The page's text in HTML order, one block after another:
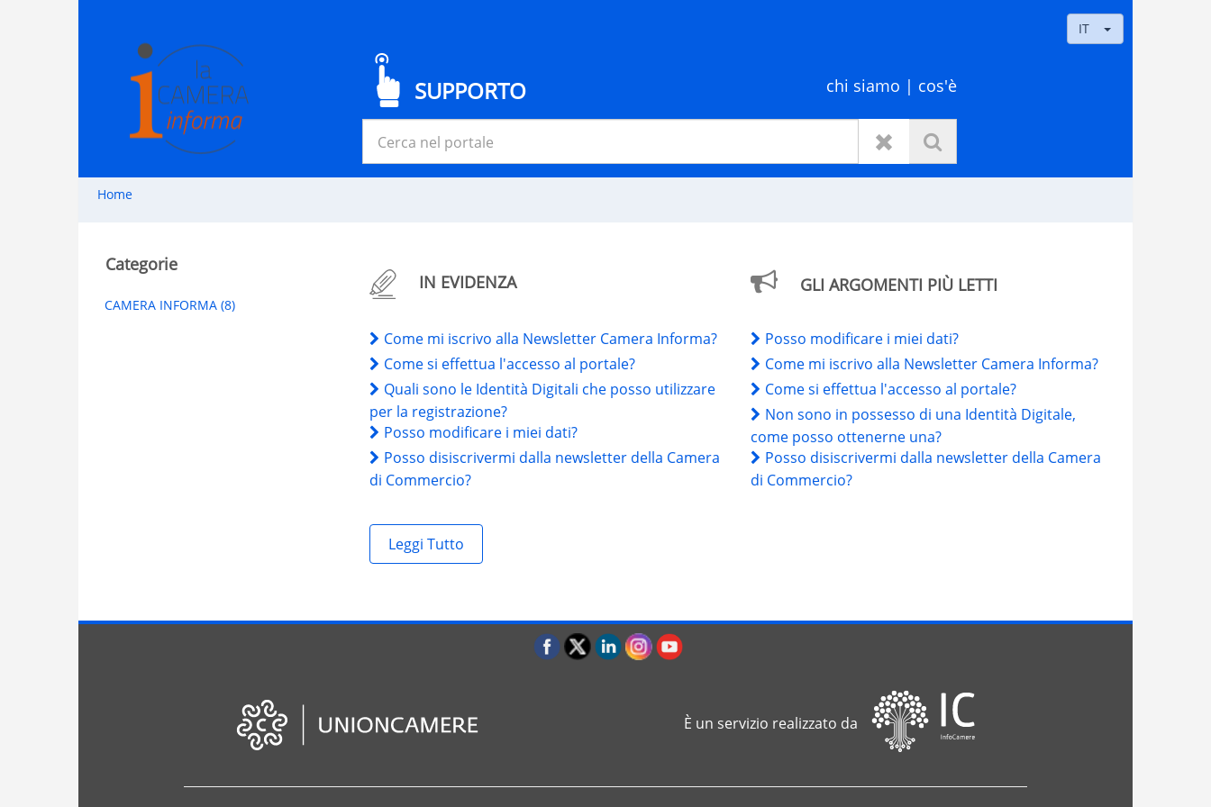
IT
SUPPORTO | cos'è
chi siamo
Home
Categorie
CAMERA INFORMA (8)
IN EVIDENZA
Come mi iscrivo alla Newsletter Camera Informa?
Come si effettua l'accesso al portale?
Quali sono le Identità Digitali che posso utilizzare
per la registrazione?
Posso modificare i miei dati?
Posso disiscrivermi dalla newsletter della Camera
di Commercio?
Leggi Tutto
GLI ARGOMENTI PIÙ LETTI
Posso modificare i miei dati?
Come mi iscrivo alla Newsletter Camera Informa?
Come si effettua l'accesso al portale?
Non sono in possesso di una Identità Digitale,
come posso ottenerne una?
Posso disiscrivermi dalla newsletter della Camera
di Commercio?
È un servizio realizzato da